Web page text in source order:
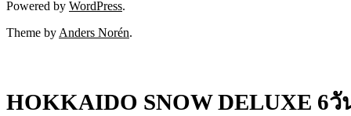
Powered by WordPress.
Theme by Anders Norén.
HOKKAIDO SNOW DELUXE 6วั